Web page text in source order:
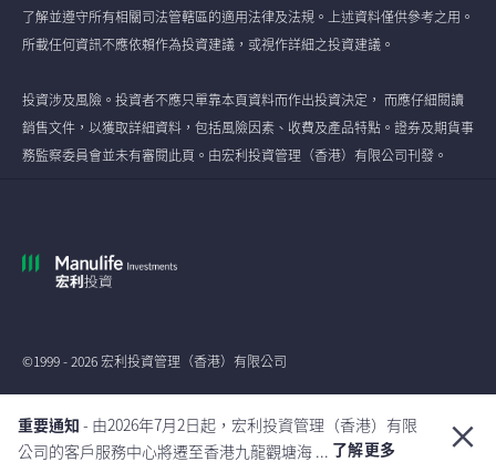
了解並遵守所有相關司法管轄區的適用法律及法規。上述資料僅供參考之用。
所載任何資訊不應依賴作為投資建議，或視作詳細之投資建議。
投資涉及風險。投資者不應只單靠本頁資料而作出投資決定， 而應仔細閱讀
銷售文件，以獲取詳細資料，包括風險因素、收費及產品特點。證券及期貨事
務監察委員會並未有審閱此頁。由宏利投資管理（香港）有限公司刊發。
©1999 - 2026 宏利投資管理（香港）有限公司
重要通知 - 由2026年7月2日起，宏利投資管理（香港）有限
公司的客戶服務中心將遷至香港九龍觀塘海 ... 了解更多